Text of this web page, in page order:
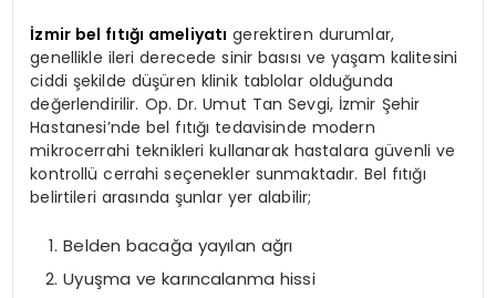
İzmir bel fıtığı ameliyatı gerektiren durumlar,
genellikle ileri derecede sinir basısı ve yaşam kalitesini
ciddi şekilde düşüren klinik tablolar olduğunda
değerlendirilir. Op. Dr. Umut Tan Sevgi, İzmir Şehir
Hastanesi’nde bel fıtığı tedavisinde modern
mikrocerrahi teknikleri kullanarak hastalara güvenli ve
kontrollü cerrahi seçenekler sunmaktadır. Bel fıtığı
belirtileri arasında şunlar yer alabilir;
Belden bacağa yayılan ağrı
Uyuşma ve karıncalanma hissi